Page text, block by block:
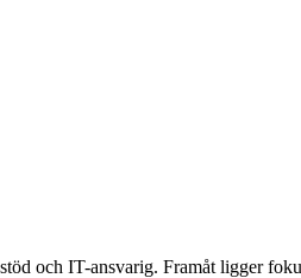
och IT-ansvarig. Framåt ligger